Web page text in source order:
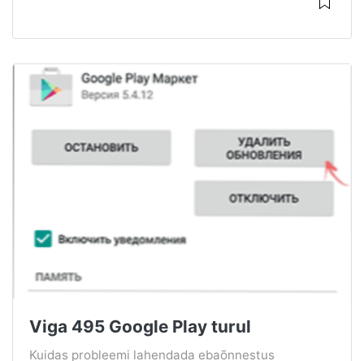
Viga 495 Google Play turul
Kuidas probleemi lahendada ebaõnnestus